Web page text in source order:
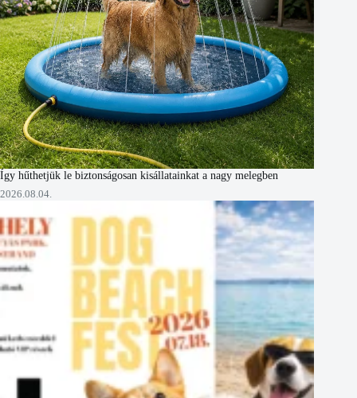
Így hűthetjük le biztonságosan kisállatainkat a nagy melegben
2026.08.04.